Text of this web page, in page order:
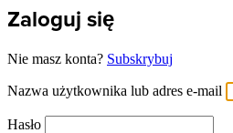
Zaloguj się
Nie masz konta? Subskrybuj
Nazwa użytkownika lub adres e-mail
Hasło